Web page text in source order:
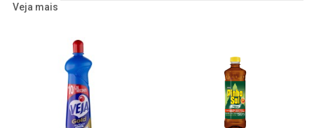
Veja mais